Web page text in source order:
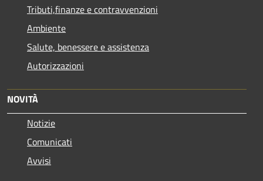
Tributi,finanze e contravvenzioni
Ambiente
Salute, benessere e assistenza
Autorizzazioni
NOVITÀ
Notizie
Comunicati
Avvisi